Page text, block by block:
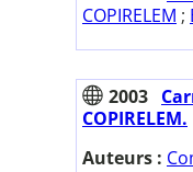
COPIRELEM ;
2003
COPIRELEM.
Auteurs :